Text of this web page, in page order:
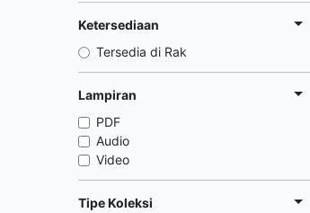
Ketersediaan
Tersedia di Rak
Lampiran
PDF
Audio
Video
Tipe Koleksi